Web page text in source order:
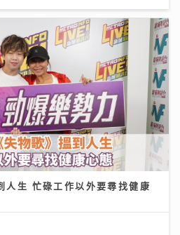
人生 忙碌工作以外要尋找健康